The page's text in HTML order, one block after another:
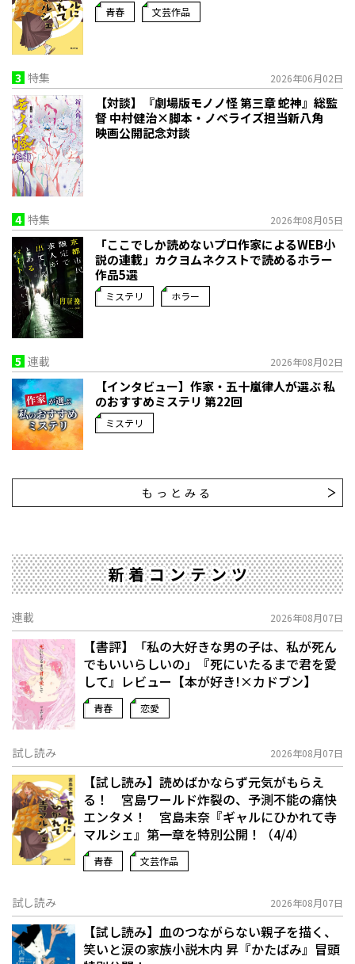
青春 文芸作品
3 特集 2026年06月02日
【対談】『劇場版モノノ怪 第三章 蛇神』総監
督 中村健治×脚本・ノベライズ担当新八角
映画公開記念対談
4 特集 2026年08月05日
「ここでしか読めないプロ作家によるWEB小
説の連載」――カクヨムネクストで読めるホラー
作品5選
ミステリ ホラー
5 連載 2026年08月02日
【インタビュー】作家・五十嵐律人が選ぶ 私
のおすすめミステリ 第22回
ミステリ
もっとみる
新着コンテンツ
連載 2026年08月07日
【書評】「私の大好きな男の子は、私が死ん
でもいいらしいの」――『死にいたるまで君を愛
して』レビュー【本が好き!×カドブン】
青春 恋愛
試し読み 2026年08月07日
【試し読み】読めばかならず元気がもらえ
る！ 宮島ワールド炸裂の、予測不能の痛快
エンタメ！ 宮島未奈『ギャルにひかれて寺
マルシェ』第一章を特別公開！（4/4）
青春 文芸作品
試し読み 2026年08月07日
【試し読み】血のつながらない親子を描く、
笑いと涙の家族小説――木内 昇『かたばみ』冒頭